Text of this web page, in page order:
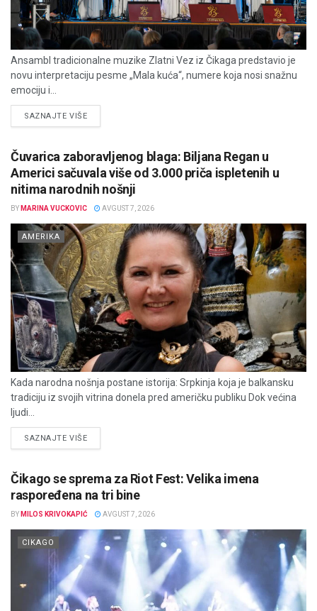
Ansambl tradicionalne muzike Zlatni Vez iz Čikaga predstavio je
novu interpretaciju pesme „Mala kuća“, numere koja nosi snažnu
emociju i...
SAZNAJTE VIŠEDETAILS
Čuvarica zaboravljenog blaga: Biljana Regan u
Americi sačuvala više od 3.000 priča ispletenih u
nitima narodnih nošnji
BY MARINA VUCKOVIC AVGUST 7, 2026
AMERIKA
Kada narodna nošnja postane istorija: Srpkinja koja je balkansku
tradiciju iz svojih vitrina donela pred američku publiku Dok većina
ljudi...
SAZNAJTE VIŠEDETAILS
Čikago se sprema za Riot Fest: Velika imena
raspoređena na tri bine
BY MILOS KRIVOKAPIĆ AVGUST 7, 2026
CIKAGO